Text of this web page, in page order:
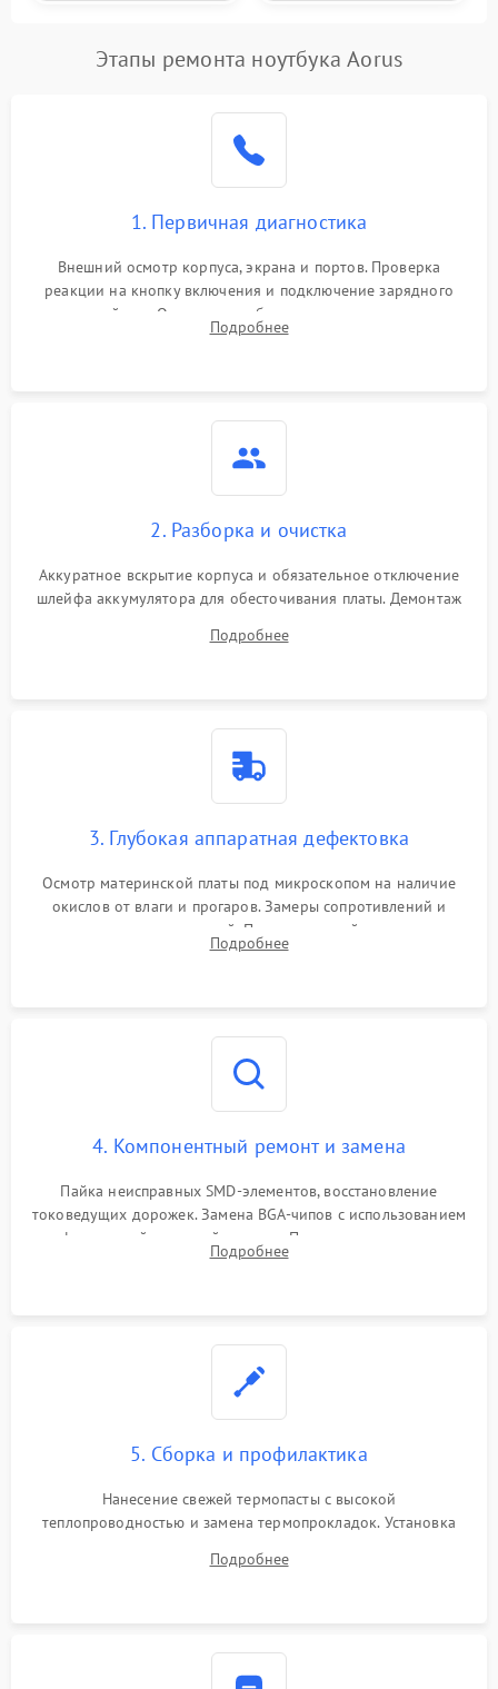
Этапы ремонта ноутбука Aorus
1. Первичная диагностика
Внешний осмотр корпуса, экрана и портов. Проверка
реакции на кнопку включения и подключение зарядного
устройства. Оценка потребления тока с помощью
лабораторного блока питания для локализации проблемы.
Подробнее
2. Разборка и очистка
Аккуратное вскрытие корпуса и обязательное отключение
шлейфа аккумулятора для обесточивания платы. Демонтаж
высохшей термопасты с кристаллов чипов.
Подробнее
3. Глубокая аппаратная дефектовка
Осмотр материнской платы под микроскопом на наличие
окислов от влаги и прогаров. Замеры сопротивлений и
дежурных напряжений. Проверка цепей питания,
мультиконтроллера, процессора и видеочипа.
Подробнее
4. Компонентный ремонт и замена
Пайка неисправных SMD-элементов, восстановление
токоведущих дорожек. Замена BGA-чипов с использованием
инфракрасной паяльной станции. Прошивка микросхемы
BIOS или замена поврежденных портов USB
Подробнее
5. Сборка и профилактика
Нанесение свежей термопасты с высокой
теплопроводностью и замена термопрокладок. Установка
шлейфов, модулей памяти и накопителей. Предварительная
Подробнее